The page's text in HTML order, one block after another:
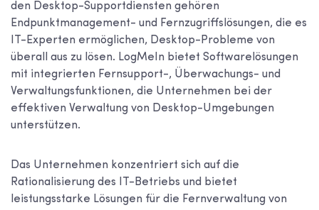
den Desktop-Supportdiensten gehören
Endpunktmanagement- und Fernzugriffslösungen, die es
IT-Experten ermöglichen, Desktop-Probleme von
überall aus zu lösen. LogMeIn bietet Softwarelösungen
mit integrierten Fernsupport-, Überwachungs- und
Verwaltungsfunktionen, die Unternehmen bei der
effektiven Verwaltung von Desktop-Umgebungen
unterstützen.
Das Unternehmen konzentriert sich auf die
Rationalisierung des IT-Betriebs und bietet
leistungsstarke Lösungen für die Fernverwaltung von